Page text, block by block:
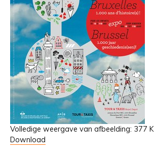
Volledige weergave van afbeelding: 377
Download